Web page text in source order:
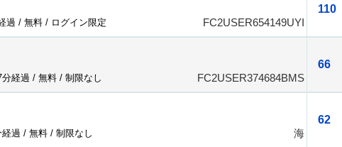
110
過 / 無料 / ログイン限定 FC2USER654149UYI
66
分経過 / 無料 / 制限なし FC2USER374684BMS
62
経過 / 無料 / 制限なし 海